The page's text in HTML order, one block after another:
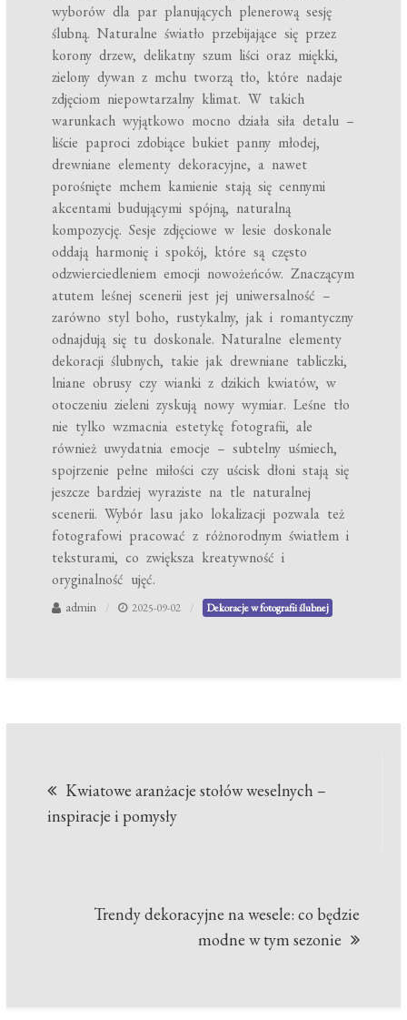
wyborów dla par planujących plenerową sesję
ślubną. Naturalne światło przebijające się przez
korony drzew, delikatny szum liści oraz miękki,
zielony dywan z mchu tworzą tło, które nadaje
zdjęciom niepowtarzalny klimat. W takich
warunkach wyjątkowo mocno działa siła detalu –
liście paproci zdobiące bukiet panny młodej,
drewniane elementy dekoracyjne, a nawet
porośnięte mchem kamienie stają się cennymi
akcentami budującymi spójną, naturalną
kompozycję. Sesje zdjęciowe w lesie doskonale
oddają harmonię i spokój, które są często
odzwierciedleniem emocji nowożeńców. Znaczącym
atutem leśnej scenerii jest jej uniwersalność –
zarówno styl boho, rustykalny, jak i romantyczny
odnajdują się tu doskonale. Naturalne elementy
dekoracji ślubnych, takie jak drewniane tabliczki,
lniane obrusy czy wianki z dzikich kwiatów, w
otoczeniu zieleni zyskują nowy wymiar. Leśne tło
nie tylko wzmacnia estetykę fotografii, ale
również uwydatnia emocje – subtelny uśmiech,
spojrzenie pełne miłości czy uścisk dłoni stają się
jeszcze bardziej wyraziste na tle naturalnej
scenerii. Wybór lasu jako lokalizacji pozwala też
fotografowi pracować z różnorodnym światłem i
teksturami, co zwiększa kreatywność i
oryginalność ujęć.
admin 2025-09-02 Dekoracje w fotografii ślubnej
wpisu
Kwiatowe aranżacje stołów weselnych –
inspiracje i pomysły
Trendy dekoracyjne na wesele: co będzie
modne w tym sezonie